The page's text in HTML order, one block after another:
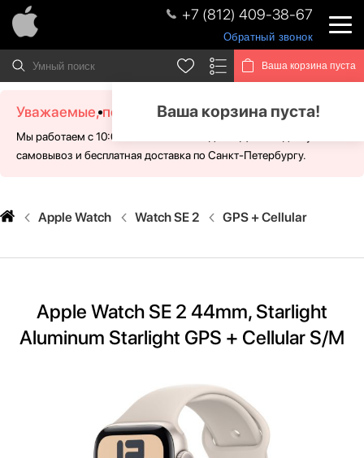
+7 (812) 409-38-67
Обратный звонок
Ваша корзина пуста
Ваша корзина пуста!
Уважаемые, посетители!
Мы работаем с 10:00 - 21:00 без выходных. Для Вас доступен
самовывоз и бесплатная доставка по Санкт-Петербургу.
Apple Watch Watch SE 2 GPS + Cellular
Apple Watch SE 2 44mm, Starlight
Aluminum Starlight GPS + Cellular S/M